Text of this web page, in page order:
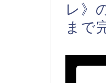
レ》
まで